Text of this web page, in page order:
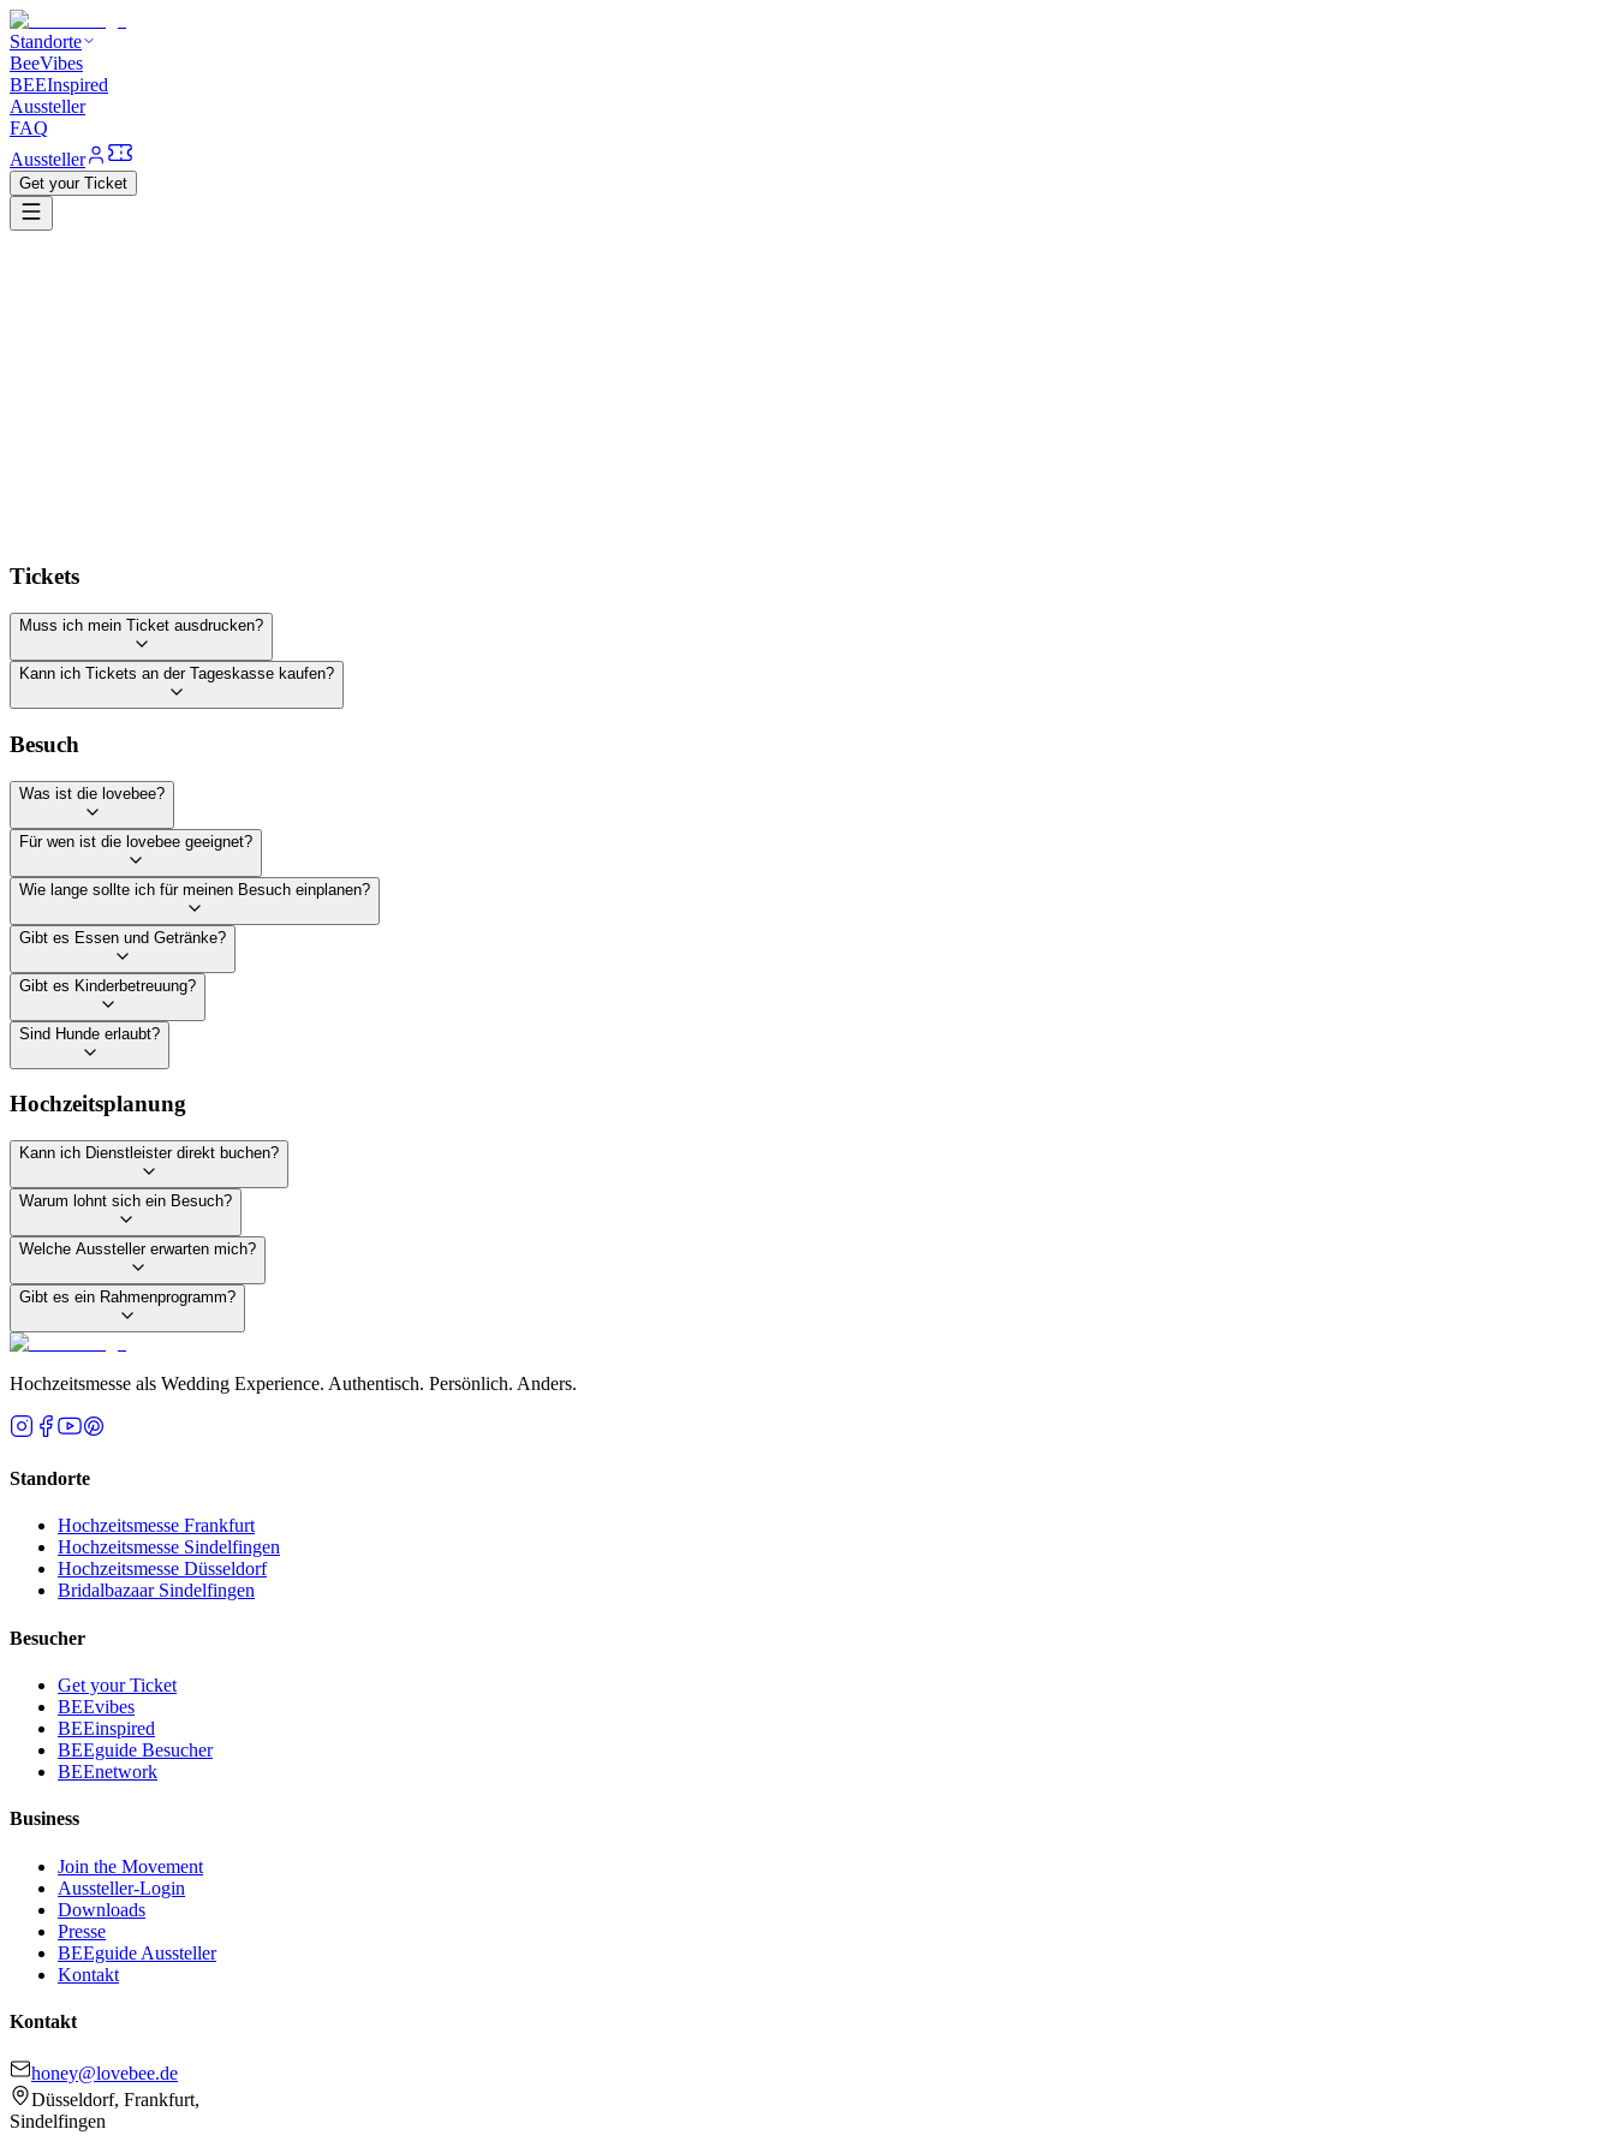
Standorte
BeeVibes
BEEInspired
Aussteller
FAQ
Aussteller
Get your Ticket
Tickets
Muss ich mein Ticket ausdrucken?
Kann ich Tickets an der Tageskasse kaufen?
Besuch
Was ist die lovebee?
Für wen ist die lovebee geeignet?
Wie lange sollte ich für meinen Besuch einplanen?
Gibt es Essen und Getränke?
Gibt es Kinderbetreuung?
Sind Hunde erlaubt?
Hochzeitsplanung
Kann ich Dienstleister direkt buchen?
Warum lohnt sich ein Besuch?
Welche Aussteller erwarten mich?
Gibt es ein Rahmenprogramm?
Hochzeitsmesse als Wedding Experience. Authentisch. Persönlich. Anders.
Standorte
Hochzeitsmesse Frankfurt
Hochzeitsmesse Sindelfingen
Hochzeitsmesse Düsseldorf
Bridalbazaar Sindelfingen
Besucher
Get your Ticket
BEEvibes
BEEinspired
BEEguide Besucher
BEEnetwork
Business
Join the Movement
Aussteller-Login
Downloads
Presse
BEEguide Aussteller
Kontakt
Kontakt
honey@lovebee.de
Düsseldorf, Frankfurt,
Sindelfingen